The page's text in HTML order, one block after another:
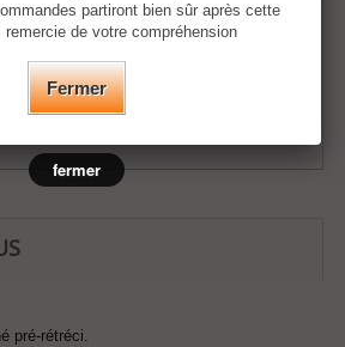
d'envies
pré-rétréci.
partiront bien sûr après cette
remercie de votre compréhension
Fermer
fermer